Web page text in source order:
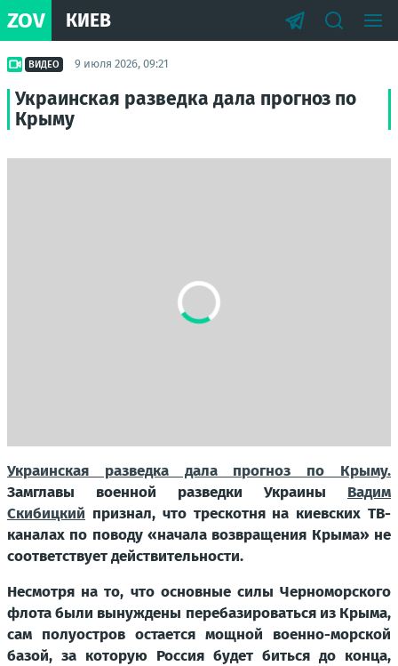
ZOV КИЕВ
ВИДЕО 9 июля 2026, 09:21
Украинская разведка дала прогноз по
Крыму
Украинская разведка дала прогноз по Крыму.
Замглавы военной разведки Украины Вадим
Скибицкий признал, что трескотня на киевских ТВ-
каналах по поводу «начала возвращения Крыма» не
соответствует действительности.
Несмотря на то, что основные силы Черноморского
флота были вынуждены перебазироваться из Крыма,
сам полуостров остается мощной военно-морской
базой, за которую Россия будет биться до конца,